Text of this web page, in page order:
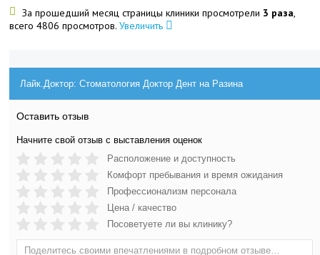
За прошедший месяц страницы клиники просмотрели 3 раза,
всего 4806 просмотров.Увеличить